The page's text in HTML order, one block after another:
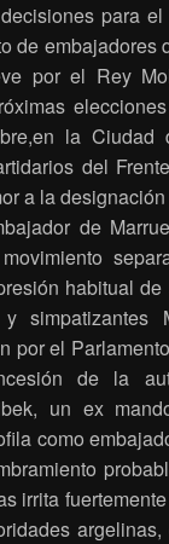
para
de embajadores
por el Rey
la Ciudad
del
a la
de
habitual
simpatizantes
por el
de la
un ex
como
irrita